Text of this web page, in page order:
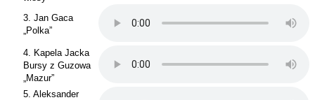
3. Jan Gaca
„Polka”
4. Kapela Jacka
Bursy z Guzowa
„Mazur”
5. Aleksander